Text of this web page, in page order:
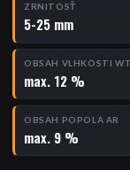
ZRNITOSŤ
5-25 mm
OBSAH VLHKOSTI
max. 12 %
OBSAH POPOLA AR
max. 9 %